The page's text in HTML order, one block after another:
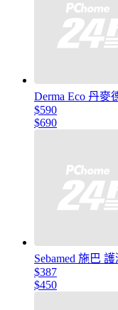
Derma Eco 丹麥
$590
$690
Sebamed 施巴
$387
$450